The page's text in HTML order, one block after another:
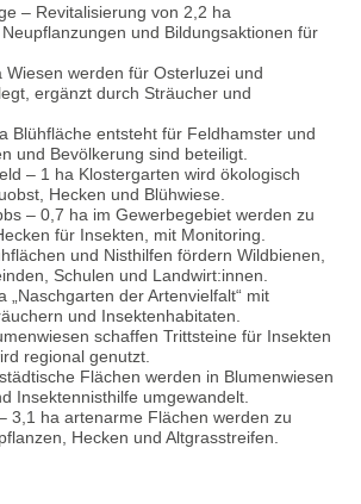
– Revitalisierung von 2,2 ha
und Bildungsaktionen für
werden für Osterluzei und
ergänzt durch Sträucher und
Blühfläche entsteht für Feldhamster und
und Bevölkerung sind beteiligt.
– 1 ha Klostergarten wird ökologisch
Hecken und Blühwiese.
– 0,7 ha im Gewerbegebiet werden zu
für Insekten, mit Monitoring.
und Nisthilfen fördern Wildbienen,
Schulen und Landwirt:innen.
„Naschgarten der Artenvielfalt“ mit
und Insektenhabitaten.
schaffen Trittsteine für Insekten
regional genutzt.
Flächen werden in Blumenwiesen
Insektennisthilfe umgewandelt.
3,1 ha artenarme Flächen werden zu
Hecken und Altgrasstreifen.